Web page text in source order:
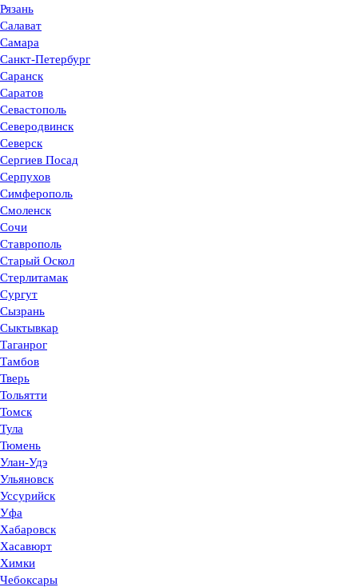
Рязань
Салават
Самара
Санкт-Петербург
Саранск
Саратов
Севастополь
Северодвинск
Северск
Сергиев Посад
Серпухов
Симферополь
Смоленск
Сочи
Ставрополь
Старый Оскол
Стерлитамак
Сургут
Сызрань
Сыктывкар
Таганрог
Тамбов
Тверь
Тольятти
Томск
Тула
Тюмень
Улан-Удэ
Ульяновск
Уссурийск
Уфа
Хабаровск
Хасавюрт
Химки
Чебоксары